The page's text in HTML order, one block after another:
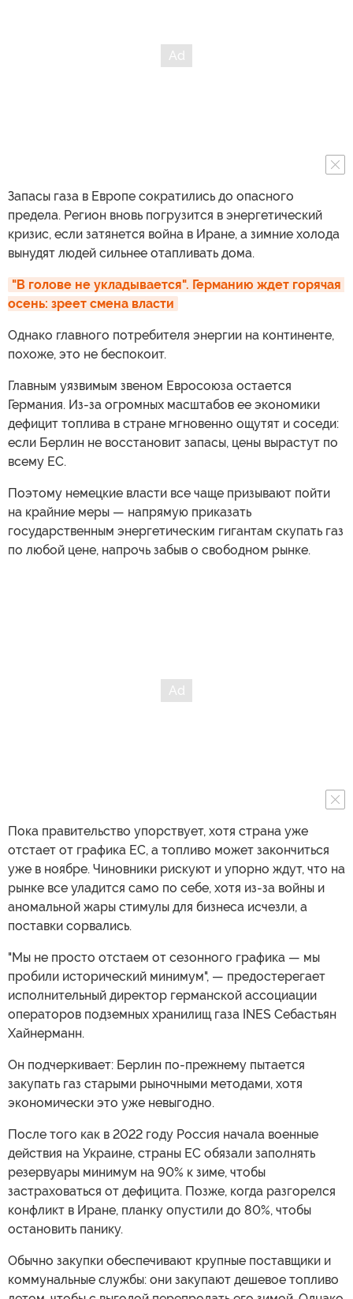
Запасы газа в Европе сократились до опасного
предела. Регион вновь погрузится в энергетический
кризис, если затянется война в Иране, а зимние холода
вынудят людей сильнее отапливать дома.
"В голове не укладывается". Германию ждет горячая
осень: зреет смена власти
Однако главного потребителя энергии на континенте,
похоже, это не беспокоит.
Главным уязвимым звеном Евросоюза остается
Германия. Из-за огромных масштабов ее экономики
дефицит топлива в стране мгновенно ощутят и соседи:
если Берлин не восстановит запасы, цены вырастут по
всему ЕС.
Поэтому немецкие власти все чаще призывают пойти
на крайние меры — напрямую приказать
государственным энергетическим гигантам скупать газ
по любой цене, напрочь забыв о свободном рынке.
Пока правительство упорствует, хотя страна уже
отстает от графика ЕС, а топливо может закончиться
уже в ноябре. Чиновники рискуют и упорно ждут, что на
рынке все уладится само по себе, хотя из-за войны и
аномальной жары стимулы для бизнеса исчезли, а
поставки сорвались.
"Мы не просто отстаем от сезонного графика — мы
пробили исторический минимум", — предостерегает
исполнительный директор германской ассоциации
операторов подземных хранилищ газа INES Себастьян
Хайнерманн.
Он подчеркивает: Берлин по-прежнему пытается
закупать газ старыми рыночными методами, хотя
экономически это уже невыгодно.
После того как в 2022 году Россия начала военные
действия на Украине, страны ЕС обязали заполнять
резервуары минимум на 90% к зиме, чтобы
застраховаться от дефицита. Позже, когда разгорелся
конфликт в Иране, планку опустили до 80%, чтобы
остановить панику.
Обычно закупки обеспечивают крупные поставщики и
коммунальные службы: они закупают дешевое топливо